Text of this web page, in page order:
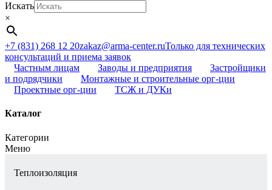
Искать
×
+7 (831) 268 12 20zakaz@arma-center.ruТолько для технических
консультаций и приема заявок
Частным лицам
Заводы и предприятия
Застройщики
и подрядчики
Монтажные и строительные орг-ции
Проектные орг-ции
ТСЖ и ДУКи
Каталог
Категории
Меню
Теплоизоляция